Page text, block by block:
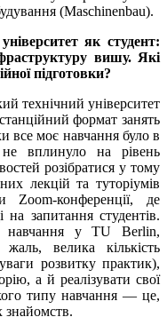
(Maschinenbau).
як студент:
вишу. Які
підготовки?
технічний університет
формат занять
все моє навчання було в
вплинуло на рівень
розібратися у тому
лекцій та туторіумів
Zoom-конференції, де
на запитання студентів.
навчання у TU Berlin,
велика кількість
розвитку практик),
а й реалізувати свої
типу навчання — це,
знайомств.